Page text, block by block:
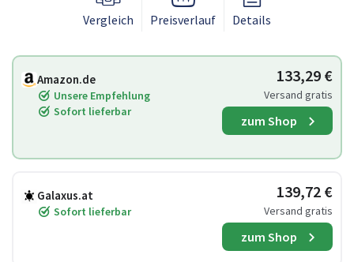
Vergleich Preisverlauf Details
Amazon.de
Unsere Empfehlung
Sofort lieferbar
133,29 €
Versand gratis
zum Shop
Galaxus.at
Sofort lieferbar
139,72 €
Versand gratis
zum Shop